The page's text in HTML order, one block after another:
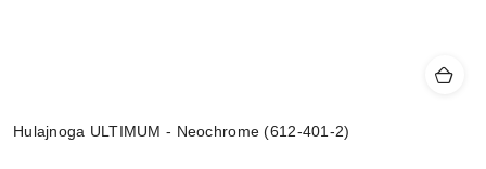
Hulajnoga ULTIMUM - Neochrome (612-401-2)